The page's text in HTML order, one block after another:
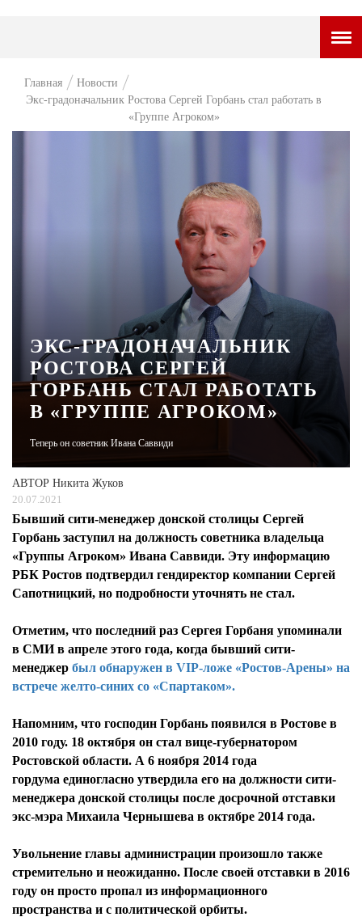
НОВОСТИ
ТАМ И ТУТ
СТИЛЬ ЖИЗНИ
ХАЙП
ЧЕЛОВЕК ОСОБЕННЫЙ
КУЛЬТ ЕДЫ
АФИША
ЖУРНАЛ
Главная
Новости
Экс-градоначальник Ростова Сергей Горбань стал работать в
«Группе Агроком»
ЭКС-ГРАДОНАЧАЛЬНИК
РОСТОВА СЕРГЕЙ
ГОРБАНЬ СТАЛ РАБОТАТЬ
В «ГРУППЕ АГРОКОМ»
Теперь он советник Ивана Саввиди
АВТОР Никита Жуков
20.07.2021
Бывший сити-менеджер донской столицы Сергей
Горбань заступил на должность советника владельца
«Группы Агроком» Ивана Саввиди. Эту информацию
РБК Ростов подтвердил гендиректор компании Сергей
Сапотницкий, но подробности уточнять не стал.
Отметим, что последний раз Сергея Горбаня упоминали
в СМИ в апреле этого года, когда бывший сити-
менеджер был обнаружен в VIP-ложе «Ростов-Арены» на
встрече желто-синих со «Спартаком».
Напомним, что господин Горбань появился в Ростове в
2010 году. 18 октября он стал вице-губернатором
Ростовской области. А 6 ноября 2014 года
гордума единогласно утвердила его на должности сити-
менеджера донской столицы после досрочной отставки
экс-мэра Михаила Чернышева в октябре 2014 года.
Увольнение главы администрации произошло также
стремительно и неожиданно. После своей отставки в 2016
году он просто пропал из информационного
пространства и с политической орбиты.